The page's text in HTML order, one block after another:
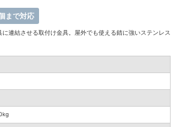
まで対応
連結させる取付け金具。屋外でも使える錆に強いステンレス